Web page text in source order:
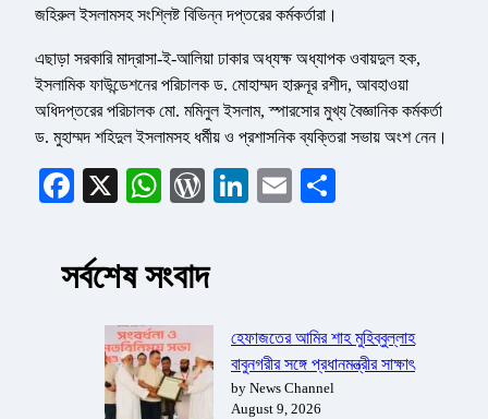
জহিরুল ইসলামসহ সংশ্লিষ্ট বিভিন্ন দপ্তরের কর্মকর্তারা।
এছাড়া সরকারি মাদ্রাসা-ই-আলিয়া ঢাকার অধ্যক্ষ অধ্যাপক ওবায়দুল হক,
ইসলামিক ফাউন্ডেশনের পরিচালক ড. মোহাম্মদ হারুনূর রশীদ, আবহাওয়া
অধিদপ্তরের পরিচালক মো. মমিনুল ইসলাম, স্পারসোর মুখ্য বৈজ্ঞানিক কর্মকর্তা
ড. মুহাম্মদ শহিদুল ইসলামসহ ধর্মীয় ও প্রশাসনিক ব্যক্তিরা সভায় অংশ নেন।
Facebook
X WhatsApp
WordPress
LinkedIn
Email
সর্বশেষ সংবাদ
হেফাজতের আমির শাহ মুহিব্বুল্লাহ
বাবুনগরীর সঙ্গে প্রধানমন্ত্রীর সাক্ষাৎ
by News Channel
August 9, 2026